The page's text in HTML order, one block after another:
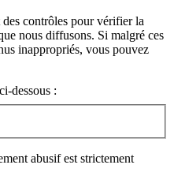
contrôles pour vérifier la
nous diffusons. Si malgré ces
inappropriés, vous pouvez
dessous :
abusif est strictement